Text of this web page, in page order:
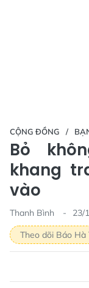
CỘNG ĐỒNG
Bỏ
khang
vào
Thanh Bình
23/
Theo dõi Báo Hà